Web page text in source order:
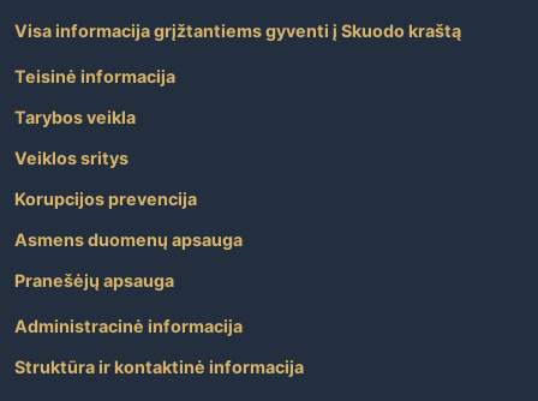
Visa informacija grįžtantiems gyventi į Skuodo kraštą
Teisinė informacija
Tarybos veikla
Veiklos sritys
Korupcijos prevencija
Asmens duomenų apsauga
Pranešėjų apsauga
Administracinė informacija
Struktūra ir kontaktinė informacija